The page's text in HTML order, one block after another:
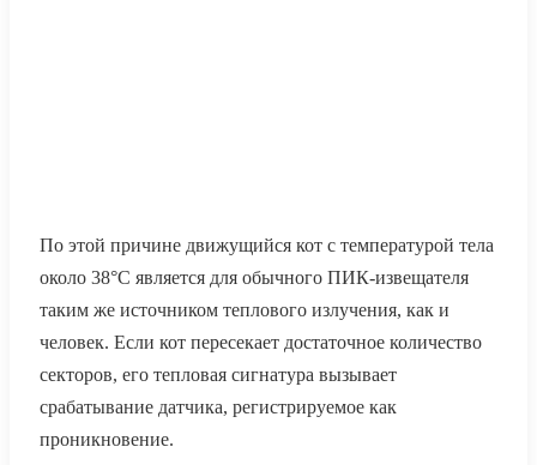
По этой причине движущийся кот с температурой тела
около 38°C является для обычного ПИК-извещателя
таким же источником теплового излучения, как и
человек. Если кот пересекает достаточное количество
секторов, его тепловая сигнатура вызывает
срабатывание датчика, регистрируемое как
проникновение.